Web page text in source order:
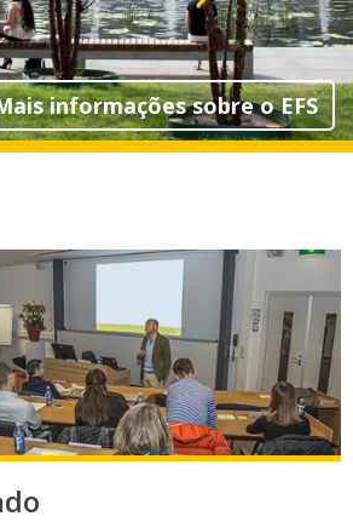
informações sobre o EFS